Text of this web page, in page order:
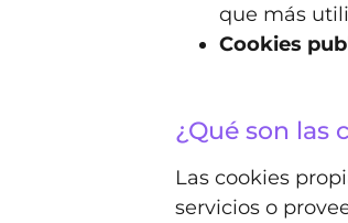
que más
Cookies
¿Qué son las
Las cookies
servicios o